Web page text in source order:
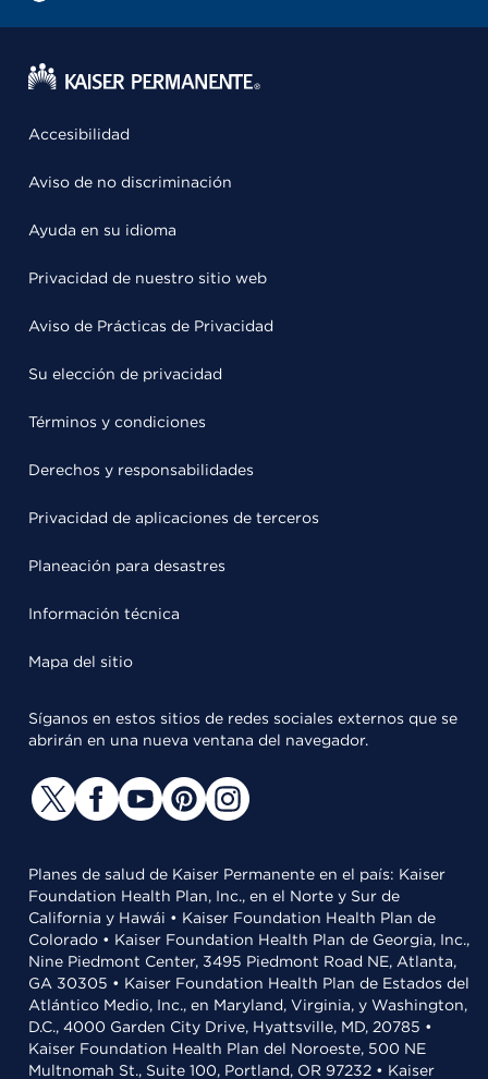
Accesibilidad
Aviso de no discriminación
Ayuda en su idioma
Privacidad de nuestro sitio web
Aviso de Prácticas de Privacidad
Su elección de privacidad
Términos y condiciones
Derechos y responsabilidades
Privacidad de aplicaciones de terceros
Planeación para desastres
Información técnica
Mapa del sitio
Síganos en estos sitios de redes sociales externos que se
abrirán en una nueva ventana del navegador.
Planes de salud de Kaiser Permanente en el país: Kaiser
Foundation Health Plan, Inc., en el Norte y Sur de
California y Hawái • Kaiser Foundation Health Plan de
Colorado • Kaiser Foundation Health Plan de Georgia, Inc.,
Nine Piedmont Center, 3495 Piedmont Road NE, Atlanta,
GA 30305 • Kaiser Foundation Health Plan de Estados del
Atlántico Medio, Inc., en Maryland, Virginia, y Washington,
D.C., 4000 Garden City Drive, Hyattsville, MD, 20785 •
Kaiser Foundation Health Plan del Noroeste, 500 NE
Multnomah St., Suite 100, Portland, OR 97232 • Kaiser